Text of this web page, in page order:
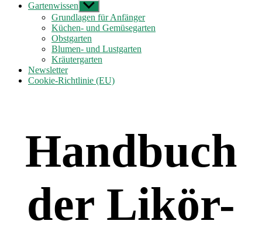
Gartenwissen Untermenü
anzeigen
Grundlagen für Anfänger
Küchen- und Gemüsegarten
Obstgarten
Blumen- und Lustgarten
Kräutergarten
Newsletter
Cookie-Richtlinie (EU)
Handbuch
der Likör-